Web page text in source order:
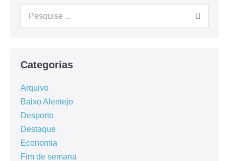
Categorias
Arquivo
Baixo Alentejo
Desporto
Destaque
Economia
Fim de semana